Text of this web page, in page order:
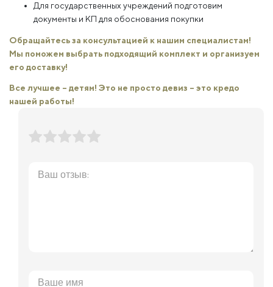
Для государственных учреждений подготовим
документы и КП для обоснования покупки
Обращайтесь за консультацией к нашим специалистам!
Мы поможем выбрать подходящий комплект и организуем
его доставку!
Все лучшее – детям! Это не просто девиз – это кредо
нашей работы!